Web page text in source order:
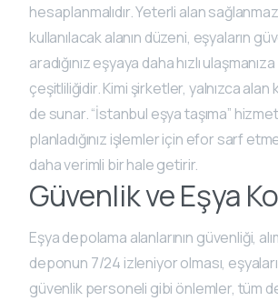
hesaplanmalıdır. Yeterli alan
kullanılacak alanın düzeni, eşyaların
aradığınız eşyaya daha hızlı
çeşitliliğidir. Kimi şirketler, yalnızca
de sunar. “İstanbul eşya taşıma”
planladığınız işlemler için efor sarf
daha verimli bir hale getirir.
Güvenlik ve Eşya
Eşya depolama alanlarının güvenliği,
deponun 7/24 izleniyor olması,
güvenlik personeli gibi önlemler, tüm